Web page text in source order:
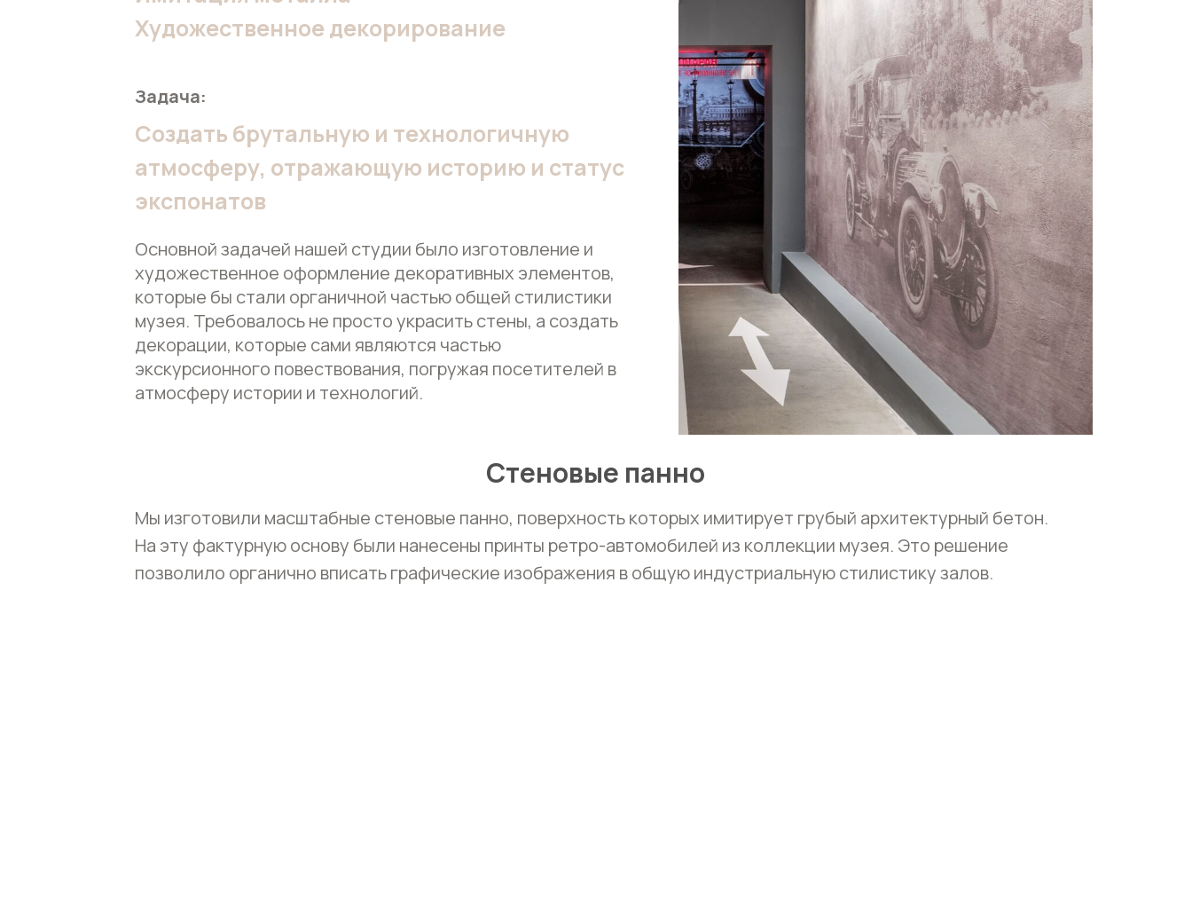
Задача:
Создать брутальную и технологичную
атмосферу, отражающую историю и статус
экспонатов
Художественное декорирование
Основной задачей нашей студии было изготовление и
художественное оформление декоративных элементов,
которые бы стали органичной частью общей стилистики
музея. Требовалось не просто украсить стены, а создать
декорации, которые сами являются частью
экскурсионного повествования, погружая посетителей в
атмосферу истории и технологий.
Стеновые панно
Мы изготовили масштабные стеновые панно, поверхность которых имитирует грубый архитектурный бетон.
На эту фактурную основу были нанесены принты ретро-автомобилей из коллекции музея. Это решение
позволило органично вписать графические изображения в общую индустриальную стилистику залов.